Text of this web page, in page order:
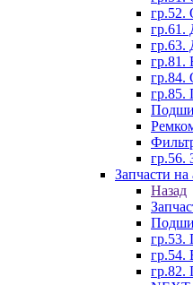
гр.52.
гр.61.
гр.63.
гр.81.
гр.84.
гр.85.
гр.56.
Запчасти
Назад
гр.53.
гр.54.
гр.82.